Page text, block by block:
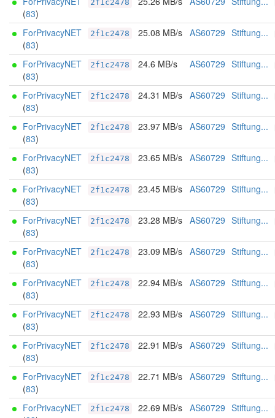
(83)
2f1c2478
ForPrivacyNET
(83)
2f1c2478 25.08 MB/s AS60729 Stiftung...
ForPrivacyNET
(83)
2f1c2478 24.6 MB/s AS60729 Stiftung...
ForPrivacyNET
(83)
2f1c2478 24.31 MB/s AS60729 Stiftung...
ForPrivacyNET
(83)
2f1c2478 23.97 MB/s AS60729 Stiftung...
ForPrivacyNET
(83)
2f1c2478 23.65 MB/s AS60729 Stiftung...
ForPrivacyNET
(83)
2f1c2478 23.45 MB/s AS60729 Stiftung...
ForPrivacyNET
(83)
2f1c2478 23.28 MB/s AS60729 Stiftung...
ForPrivacyNET
(83)
2f1c2478 23.09 MB/s AS60729 Stiftung...
ForPrivacyNET
(83)
2f1c2478 22.94 MB/s AS60729 Stiftung...
ForPrivacyNET
(83)
2f1c2478 22.93 MB/s AS60729 Stiftung...
ForPrivacyNET
(83)
2f1c2478 22.91 MB/s AS60729 Stiftung...
ForPrivacyNET
(83)
2f1c2478 22.71 MB/s AS60729 Stiftung...
ForPrivacyNET
2f1c2478 22.69 MB/s AS60729 Stiftung...